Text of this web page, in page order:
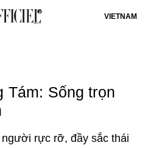
VIETNAM
Tám: Sống trọn
rực rỡ, đầy sắc thái